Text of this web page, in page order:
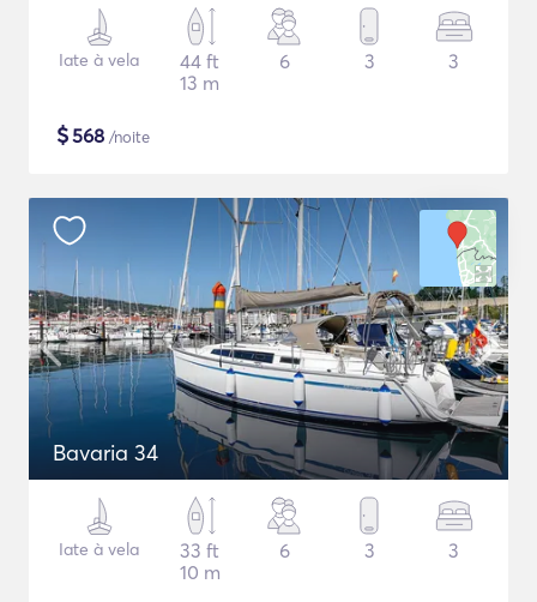
Iate à vela
44 ft
13 m
6 3 3
$568 /noite
Bavaria 34
Iate à vela
33 ft
10 m
6 3 3